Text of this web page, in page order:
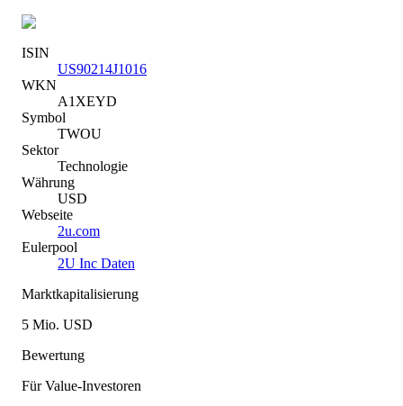
ISIN
US90214J1016
WKN
A1XEYD
Symbol
TWOU
Sektor
Technologie
Währung
USD
Webseite
2u.com
Eulerpool
2U Inc Daten
Marktkapitalisierung
5 Mio. USD
Bewertung
Für Value-Investoren